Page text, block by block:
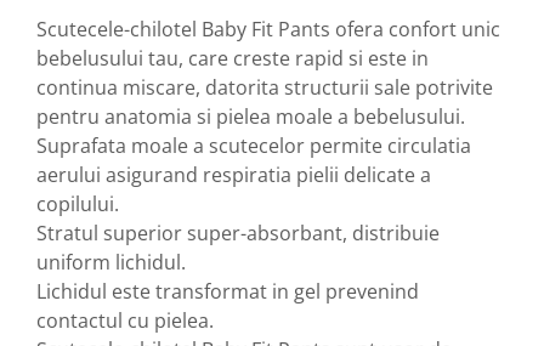
Laropharm (25 produse)
Lavera (4 produse)
Liking S.p.A. (3 produse)
Mebra Brasov (54 produse)
Nateen (28 produse)
Nature Tech (11 produse)
Ommia Skincare & Mothercare (9
Produse)
Organic Terra (2 produse)
Scutecele-chilotel Baby Fit Pants ofera confort unic
bebelusului tau, care creste rapid si este in
continua miscare, datorita structurii sale potrivite
pentru anatomia si pielea moale a bebelusului.
Suprafata moale a scutecelor permite circulatia
aerului asigurand respiratia pielii delicate a
copilului.
Stratul superior super-absorbant, distribuie
uniform lichidul.
Lichidul este transformat in gel prevenind
contactul cu pielea.